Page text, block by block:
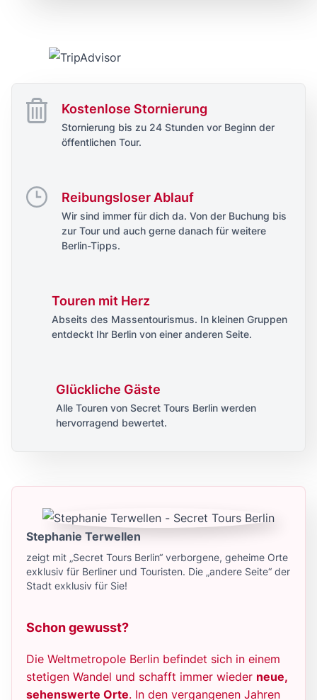
Kostenlose Stornierung
Stornierung bis zu 24 Stunden vor Beginn der
öffentlichen Tour.
Reibungsloser Ablauf
Wir sind immer für dich da. Von der Buchung bis
zur Tour und auch gerne danach für weitere
Berlin-Tipps.
Touren mit Herz
Abseits des Massentourismus. In kleinen Gruppen
entdeckt Ihr Berlin von einer anderen Seite.
Glückliche Gäste
Alle Touren von Secret Tours Berlin werden
hervorragend bewertet.
Stephanie Terwellen
zeigt mit „Secret Tours Berlin“ verborgene, geheime Orte
exklusiv für Berliner und Touristen. Die „andere Seite“ der
Stadt exklusiv für Sie!
Schon gewusst?
Die Weltmetropole Berlin befindet sich in einem
stetigen Wandel und schafft immer wieder neue,
sehenswerte Orte. In den vergangenen Jahren